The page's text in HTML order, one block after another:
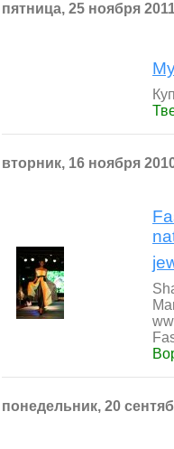
пятница, 25 ноября
вторник, 16 ноября
понедельник, 20